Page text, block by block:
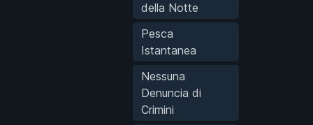
della Notte
Pesca
Istantanea
Nessuna
Denuncia di
Crimini